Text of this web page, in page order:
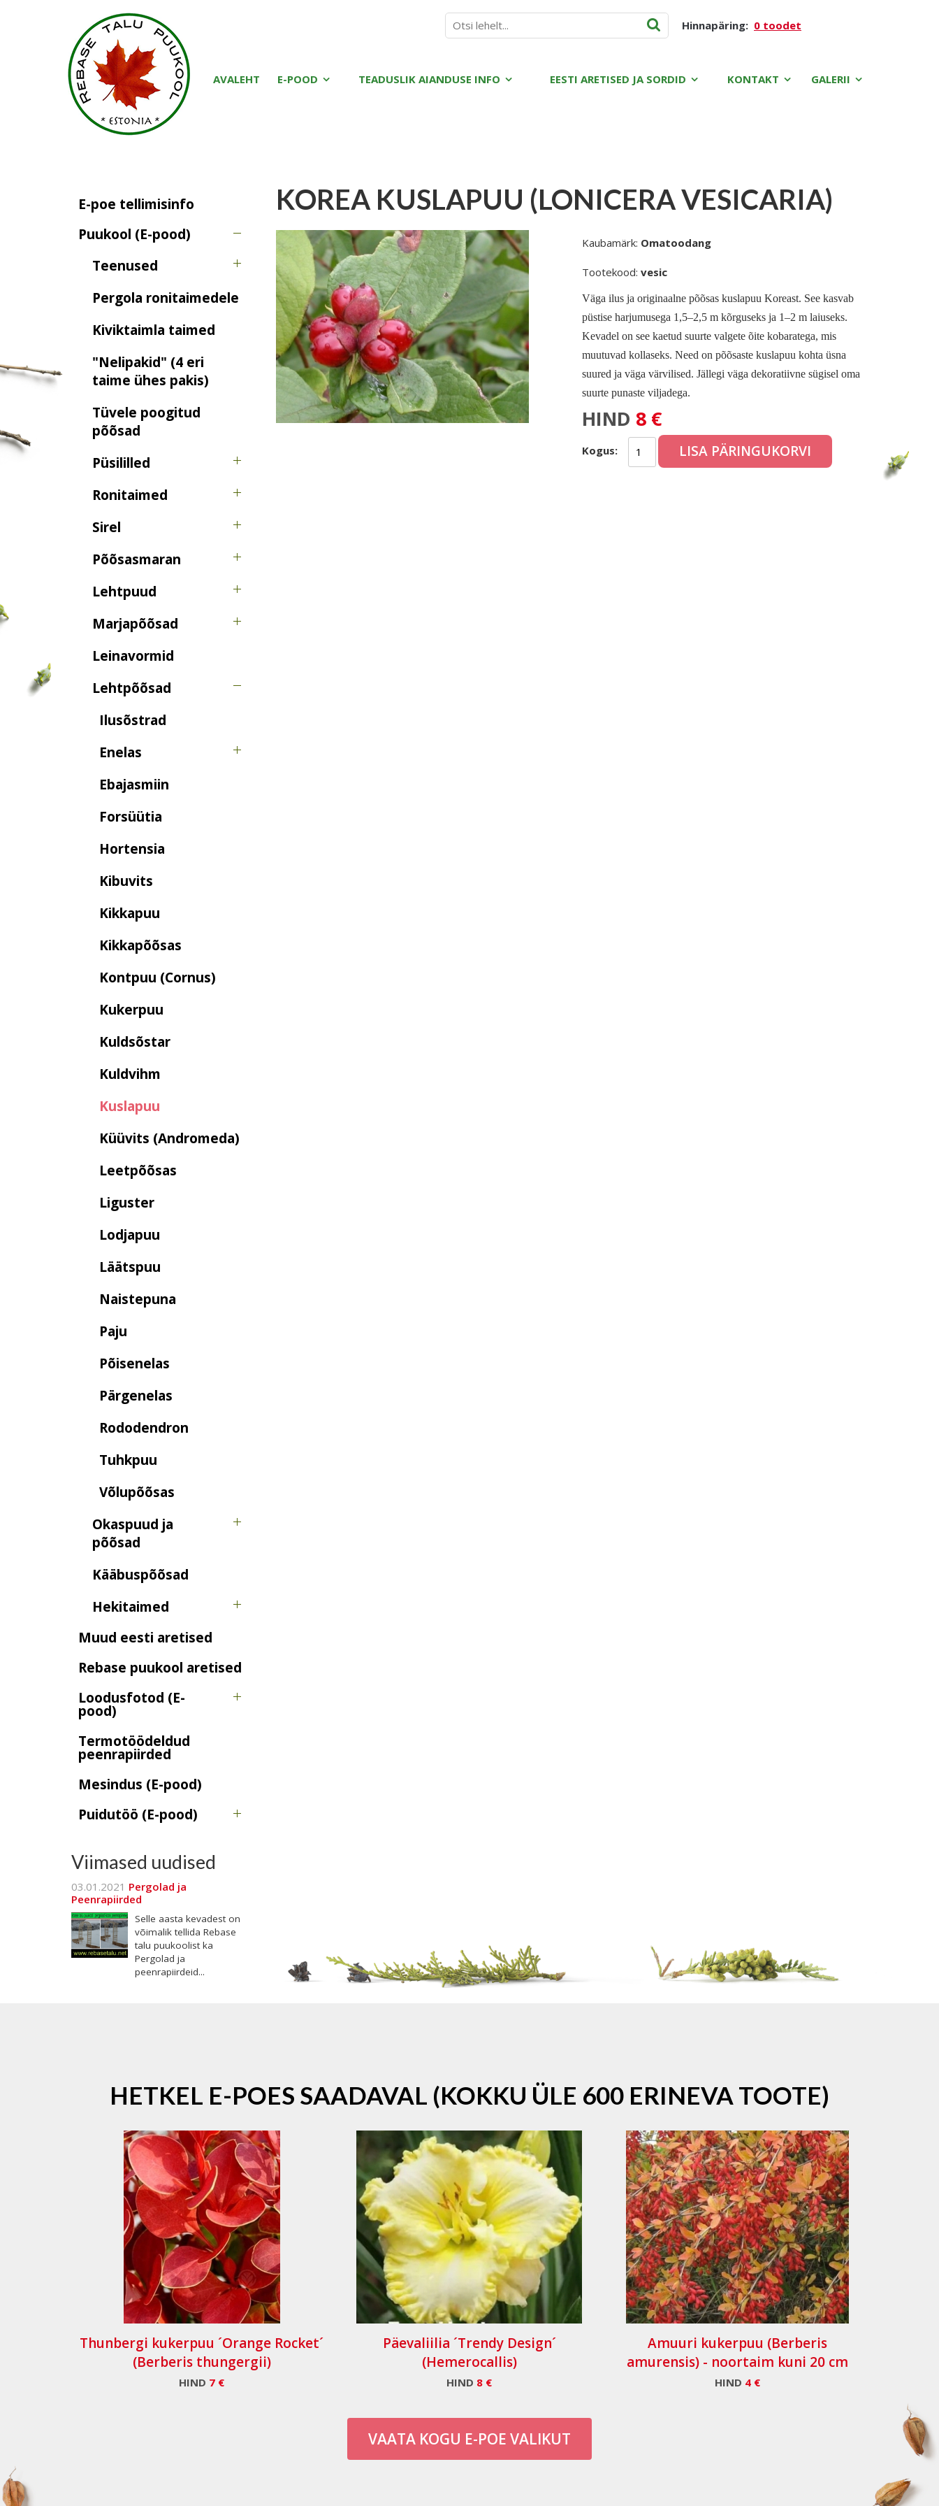
Hinnapäring: 0 toodet
AVALEHT E-POOD TEADUSLIK AIANDUSE INFO EESTI ARETISED JA SORDID KONTAKT GALERII
E-poe tellimisinfo
Puukool (E-pood)
Teenused
Pergola ronitaimedele
Kiviktaimla taimed
"Nelipakid" (4 eri
taime ühes pakis)
Tüvele poogitud
põõsad
Püsililled
Ronitaimed
Sirel
Põõsasmaran
Lehtpuud
Marjapõõsad
Leinavormid
Lehtpõõsad
Ilusõstrad
Enelas
Ebajasmiin
Forsüütia
Hortensia
Kibuvits
Kikkapuu
Kikkapõõsas
Kontpuu (Cornus)
Kukerpuu
Kuldsõstar
Kuldvihm
Kuslapuu
Küüvits (Andromeda)
Leetpõõsas
Liguster
Lodjapuu
Läätspuu
Naistepuna
Paju
Põisenelas
Pärgenelas
Rododendron
Tuhkpuu
Võlupõõsas
Okaspuud ja
põõsad
Kääbuspõõsad
Hekitaimed
Muud eesti aretised
Rebase puukool aretised
Loodusfotod (E-
pood)
Termotöödeldud
peenrapiirded
Mesindus (E-pood)
Puidutöö (E-pood)
Viimased uudised
03.01.2021 Pergolad ja
Peenrapiirded
Selle aasta kevadest on
võimalik tellida Rebase
talu puukoolist ka
Pergolad ja
peenrapiirdeid...
KOREA KUSLAPUU (LONICERA VESICARIA)
Kaubamärk: Omatoodang
Tootekood:vesic
Väga ilus ja originaalne põõsas kuslapuu Koreast. See kasvab
püstise harjumusega 1,5–2,5 m kõrguseks ja 1–2 m laiuseks.
Kevadel on see kaetud suurte valgete õite kobaratega, mis
muutuvad kollaseks. Need on põõsaste kuslapuu kohta üsna
suured ja väga värvilised. Jällegi väga dekoratiivne sügisel oma
suurte punaste viljadega.
HIND 8 €
Kogus: LISA PÄRINGUKORVI
HETKEL E-POES SAADAVAL (KOKKU ÜLE 600 ERINEVA TOOTE)
Thunbergi kukerpuu ´Orange Rocket´
(Berberis thungergii)
HIND 7 €
Päevaliilia ´Trendy Design´
(Hemerocallis)
HIND 8 €
Amuuri kukerpuu (Berberis
amurensis) - noortaim kuni 20 cm
HIND 4 €
VAATA KOGU E-POE VALIKUT